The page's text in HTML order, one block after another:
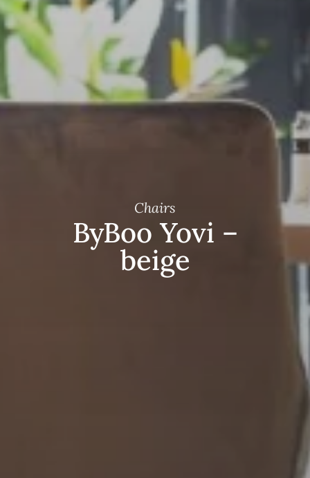
Chairs
ByBoo Yovi –
beige